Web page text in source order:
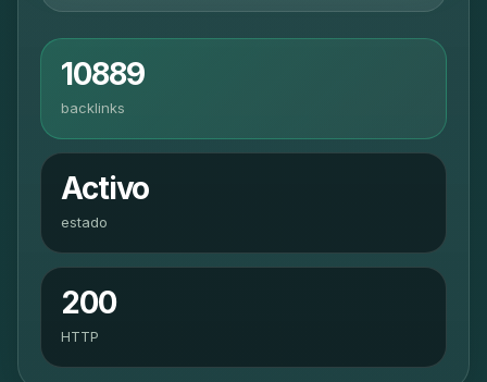
10889
backlinks
Activo
estado
200
HTTP